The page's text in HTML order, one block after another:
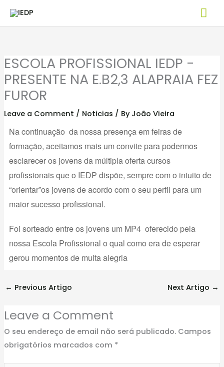
ESCOLA PROFISSIONAL IEDP -
PRESENTE NA E.B2,3 ALAPRAIA FEZ
FUROR
Leave a Comment / Noticias / By João Vieira
Na continuação da nossa presença em feiras de
formação, aceitamos mais um convite para podermos
esclarecer os jovens da múltipla oferta cursos
profissionais que o IEDP dispõe, sempre com o intuito de
“orientar”os jovens de acordo com o seu perfil para um
maior sucesso profissional.
Foi sorteado entre os jovens um MP4 oferecido pela
nossa Escola Profissional o qual como era de esperar
gerou momentos de muita alegria
← Previous Artigo Next Artigo →
Leave a Comment
O seu endereço de email não será publicado. Campos
obrigatórios marcados com *